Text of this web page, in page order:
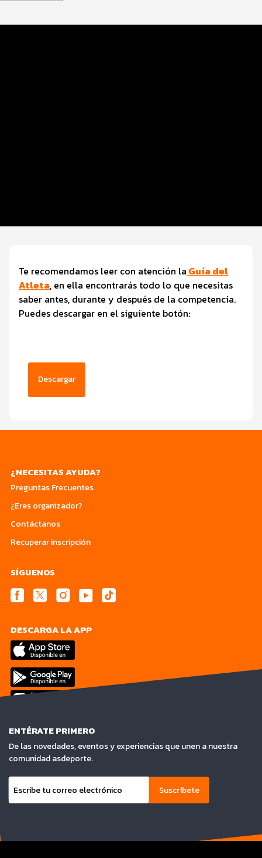
Te recomendamos leer con atención la Guía del
Atleta, en ella encontrarás todo lo que necesitas
saber antes, durante y después de la competencia.
Puedes descargar en el siguiente botón:
Descargar
¿NECESITAS AYUDA?
Preguntas Frecuentes
¿Eres organizador?
Contáctanos
Recuperar inscripción
SÍGUENOS
DESCARGA LA APP
ENTÉRATE PRIMERO
De las novedades, eventos y experiencias que unen a nuestra
comunidad asdeporte.
Suscríbete